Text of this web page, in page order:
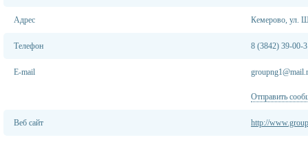
Адрес Кемерово, ул.
Телефон 8 (3842) 39-00-
E-mail
Отправить
Веб сайт http://